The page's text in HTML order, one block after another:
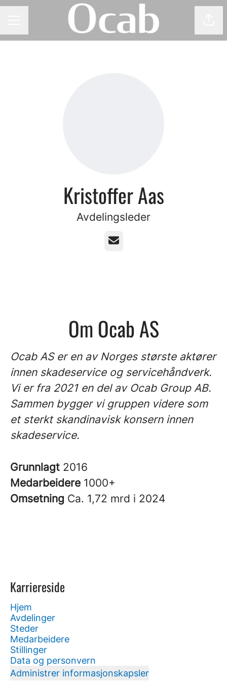
Kristoffer Aas
Avdelingsleder
E-post
Om Ocab AS
Ocab AS er en av Norges største aktører
innen skadeservice og servicehåndverk.
Vi er fra 2021 en del av Ocab Group AB.
Sammen bygger vi gruppen videre som
et sterkt skandinavisk konsern innen
skadeservice.
Grunnlagt 2016
Medarbeidere 1000+
Omsetning Ca. 1,72 mrd i 2024
Karriereside
Hjem
Avdelinger
Steder
Medarbeidere
Stillinger
Data og personvern
Administrer informasjonskapsler